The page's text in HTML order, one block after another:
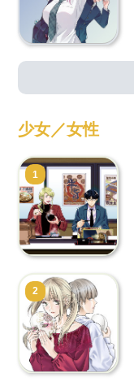
少女／女性
1
2